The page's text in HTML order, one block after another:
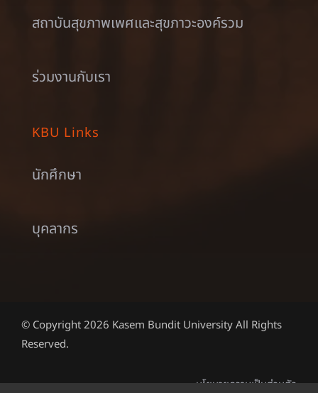
สถาบันสุขภาพเพศและสุขภาวะองค์รวม
ร่วมงานกับเรา
KBU Links
นักศึกษา
บุคลากร
© Copyright 2026 Kasem Bundit University All Rights
Reserved.
นโยบายความเป็นส่วนตัว